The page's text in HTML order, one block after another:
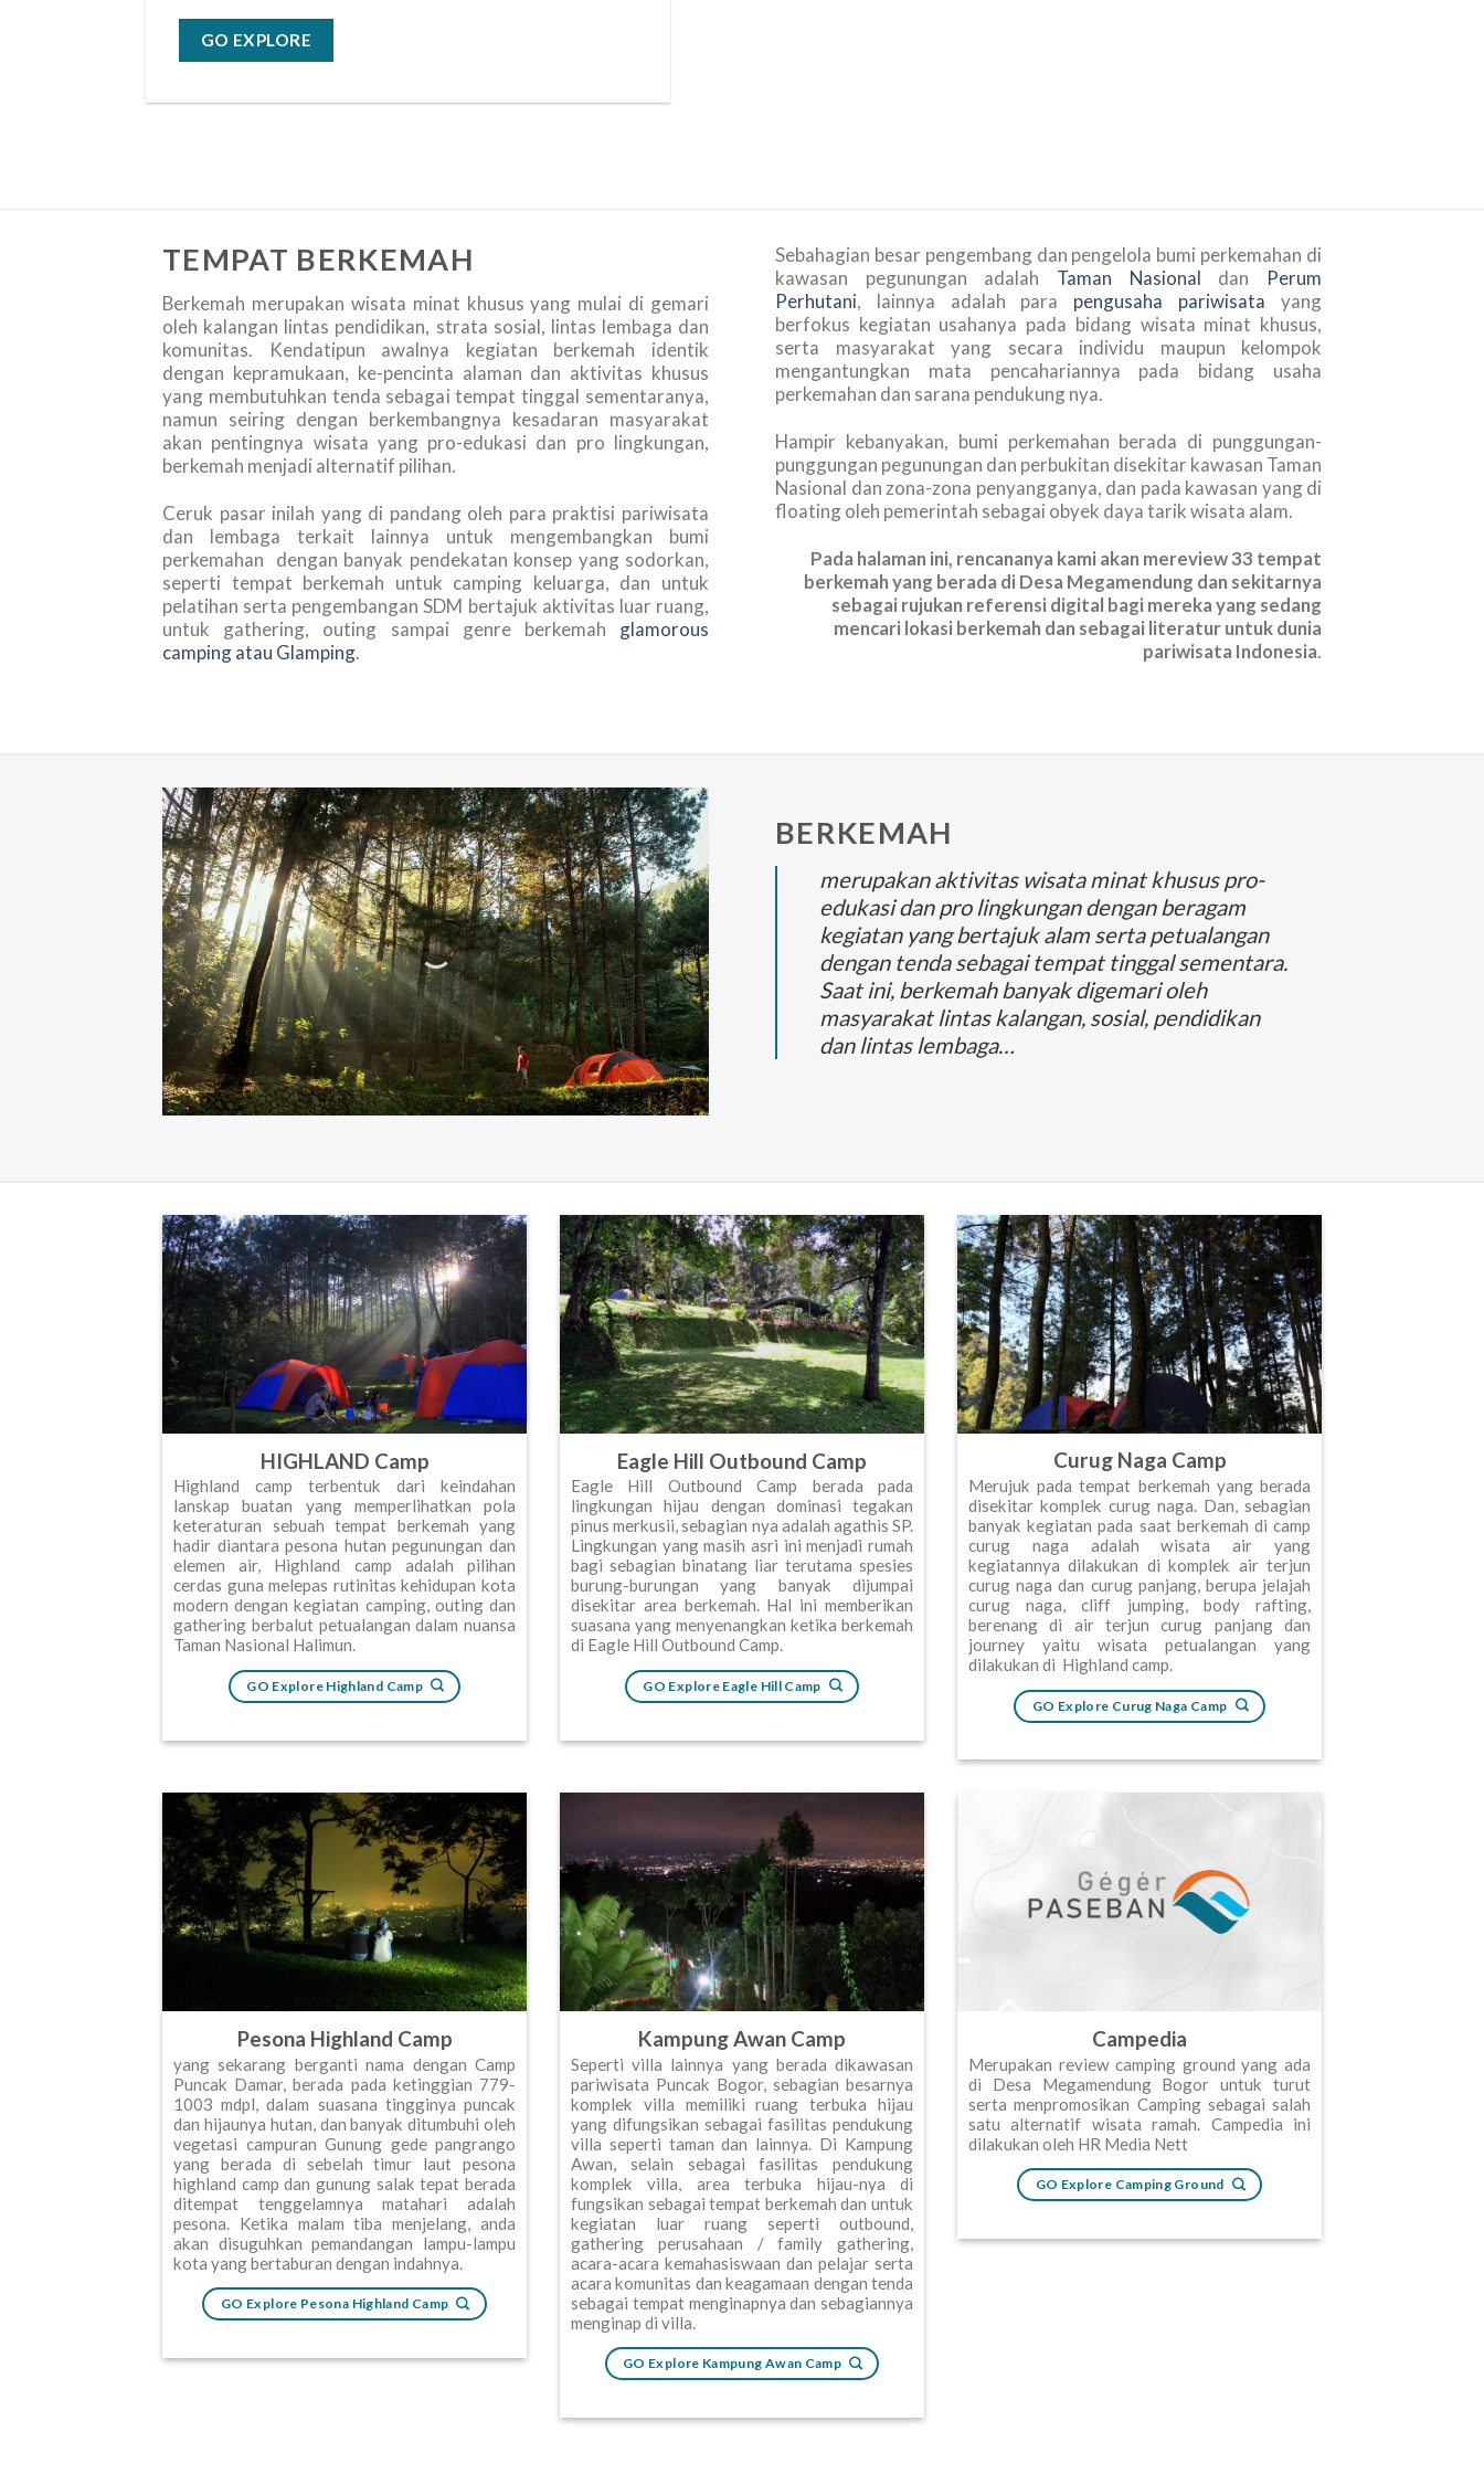
GO EXPLORE
TEMPAT BERKEMAH
Berkemah merupakan wisata minat khusus yang mulai di gemari
oleh kalangan lintas pendidikan, strata sosial, lintas lembaga dan
komunitas. Kendatipun awalnya kegiatan berkemah identik
dengan kepramukaan, ke-pencinta alaman dan aktivitas khusus
yang membutuhkan tenda sebagai tempat tinggal sementaranya,
namun seiring dengan berkembangnya kesadaran masyarakat
akan pentingnya wisata yang pro-edukasi dan pro lingkungan,
berkemah menjadi alternatif pilihan.
Ceruk pasar inilah yang di pandang oleh para praktisi pariwisata
dan lembaga terkait lainnya untuk mengembangkan bumi
perkemahan dengan banyak pendekatan konsep yang sodorkan,
seperti tempat berkemah untuk camping keluarga, dan untuk
pelatihan serta pengembangan SDM bertajuk aktivitas luar ruang,
untuk gathering, outing sampai genre berkemah glamorous
camping atau Glamping.
Sebahagian besar pengembang dan pengelola bumi perkemahan di
kawasan pegunungan adalah Taman Nasional dan Perum
Perhutani, lainnya adalah para pengusaha pariwisata yang
berfokus kegiatan usahanya pada bidang wisata minat khusus,
serta masyarakat yang secara individu maupun kelompok
mengantungkan mata pencahariannya pada bidang usaha
perkemahan dan sarana pendukung nya.
Hampir kebanyakan, bumi perkemahan berada di punggungan-
punggungan pegunungan dan perbukitan disekitar kawasan Taman
Nasional dan zona-zona penyangganya, dan pada kawasan yang di
floating oleh pemerintah sebagai obyek daya tarik wisata alam.
Pada halaman ini, rencananya kami akan mereview 33 tempat
berkemah yang berada di Desa Megamendung dan sekitarnya
sebagai rujukan referensi digital bagi mereka yang sedang
mencari lokasi berkemah dan sebagai literatur untuk dunia
pariwisata Indonesia.
BERKEMAH
merupakan aktivitas wisata minat khusus pro-
edukasi dan pro lingkungan dengan beragam
kegiatan yang bertajuk alam serta petualangan
dengan tenda sebagai tempat tinggal sementara.
Saat ini, berkemah banyak digemari oleh
masyarakat lintas kalangan, sosial, pendidikan
dan lintas lembaga…
HIGHLAND Camp
Highland camp terbentuk dari keindahan
lanskap buatan yang memperlihatkan pola
keteraturan sebuah tempat berkemah yang
hadir diantara pesona hutan pegunungan dan
elemen air, Highland camp adalah pilihan
cerdas guna melepas rutinitas kehidupan kota
modern dengan kegiatan camping, outing dan
gathering berbalut petualangan dalam nuansa
Taman Nasional Halimun.
GO Explore Highland Camp
Eagle Hill Outbound Camp
Eagle Hill Outbound Camp berada pada
lingkungan hijau dengan dominasi tegakan
pinus merkusii, sebagian nya adalah agathis SP.
Lingkungan yang masih asri ini menjadi rumah
bagi sebagian binatang liar terutama spesies
burung-burungan yang banyak dijumpai
disekitar area berkemah. Hal ini memberikan
suasana yang menyenangkan ketika berkemah
di Eagle Hill Outbound Camp.
GO Explore Eagle Hill Camp
Curug Naga Camp
Merujuk pada tempat berkemah yang berada
disekitar komplek curug naga. Dan, sebagian
banyak kegiatan pada saat berkemah di camp
curug naga adalah wisata air yang
kegiatannya dilakukan di komplek air terjun
curug naga dan curug panjang, berupa jelajah
curug naga, cliff jumping, body rafting,
berenang di air terjun curug panjang dan
journey yaitu wisata petualangan yang
dilakukan di Highland camp.
GO Explore Curug Naga Camp
Pesona Highland Camp
yang sekarang berganti nama dengan Camp
Puncak Damar, berada pada ketinggian 779-
1003 mdpl, dalam suasana tingginya puncak
dan hijaunya hutan, dan banyak ditumbuhi oleh
vegetasi campuran Gunung gede pangrango
yang berada di sebelah timur laut pesona
highland camp dan gunung salak tepat berada
ditempat tenggelamnya matahari adalah
pesona. Ketika malam tiba menjelang, anda
akan disuguhkan pemandangan lampu-lampu
kota yang bertaburan dengan indahnya.
GO Explore Pesona Highland Camp
Kampung Awan Camp
Seperti villa lainnya yang berada dikawasan
pariwisata Puncak Bogor, sebagian besarnya
komplek villa memiliki ruang terbuka hijau
yang difungsikan sebagai fasilitas pendukung
villa seperti taman dan lainnya. Di Kampung
Awan, selain sebagai fasilitas pendukung
komplek villa, area terbuka hijau-nya di
fungsikan sebagai tempat berkemah dan untuk
kegiatan luar ruang seperti outbound,
gathering perusahaan / family gathering,
acara-acara kemahasiswaan dan pelajar serta
acara komunitas dan keagamaan dengan tenda
sebagai tempat menginapnya dan sebagiannya
menginap di villa.
GO Explore Kampung Awan Camp
Campedia
Merupakan review camping ground yang ada
di Desa Megamendung Bogor untuk turut
serta menpromosikan Camping sebagai salah
satu alternatif wisata ramah. Campedia ini
dilakukan oleh HR Media Nett
GO Explore Camping Ground